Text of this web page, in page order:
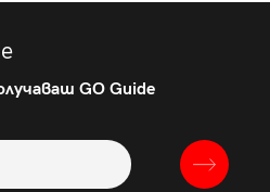
GO Guide